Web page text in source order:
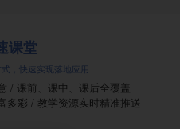
课堂
，快速实现落地应用
/ 课前、课中、课后全覆盖
多彩 / 教学资源实时精准推送